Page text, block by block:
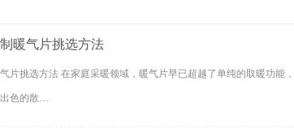
暖气片挑选方法
片挑选方法 在家庭采暖领域，暖气片早已超越了单纯的取暖功能
色的散…